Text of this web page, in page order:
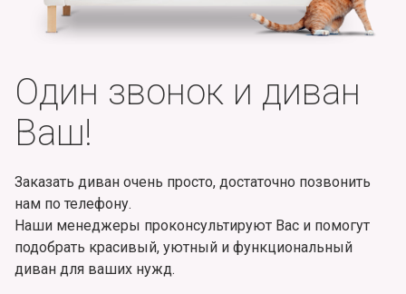
Один звонок и диван
Ваш!
Заказать диван очень просто, достаточно позвонить
нам по телефону.
Наши менеджеры проконсультируют Вас и помогут
подобрать красивый, уютный и функциональный
диван для ваших нужд.